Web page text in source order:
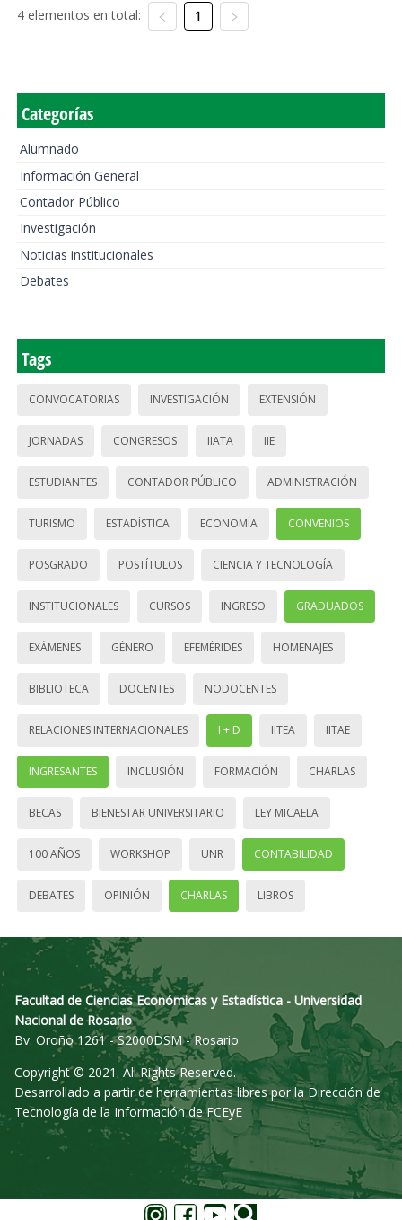
4 elementos en total: 1
Categorías
Alumnado
Información General
Contador Público
Investigación
Noticias institucionales
Debates
Tags
CONVOCATORIAS INVESTIGACIÓN EXTENSIÓN
JORNADAS CONGRESOS IIATA IIE
ESTUDIANTES CONTADOR PÚBLICO ADMINISTRACIÓN
TURISMO ESTADÍSTICA ECONOMÍA CONVENIOS
POSGRADO POSTÍTULOS CIENCIA Y TECNOLOGÍA
INSTITUCIONALES CURSOS INGRESO GRADUADOS
EXÁMENES GÉNERO EFEMÉRIDES HOMENAJES
BIBLIOTECA DOCENTES NODOCENTES
RELACIONES INTERNACIONALES I + D IITEA IITAE
INGRESANTES INCLUSIÓN FORMACIÓN CHARLAS
BECAS BIENESTAR UNIVERSITARIO LEY MICAELA
100 AÑOS WORKSHOP UNR CONTABILIDAD
DEBATES OPINIÓN CHARLAS LIBROS
Facultad de Ciencias Económicas y Estadística - Universidad
Nacional de Rosario
Bv. Oroño 1261 - S2000DSM - Rosario
Copyright © 2021. All Rights Reserved.
Desarrollado a partir de herramientas libres por la Dirección de
Tecnología de la Información de FCEyE